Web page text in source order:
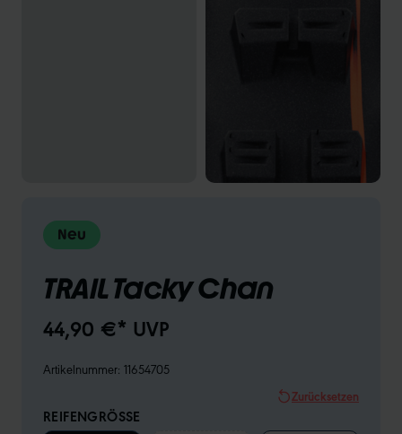
Neu
TRAIL Tacky Chan
44,90 €* UVP
Artikelnummer: 11654705
Zurücksetzen
REIFENGRÖSSE